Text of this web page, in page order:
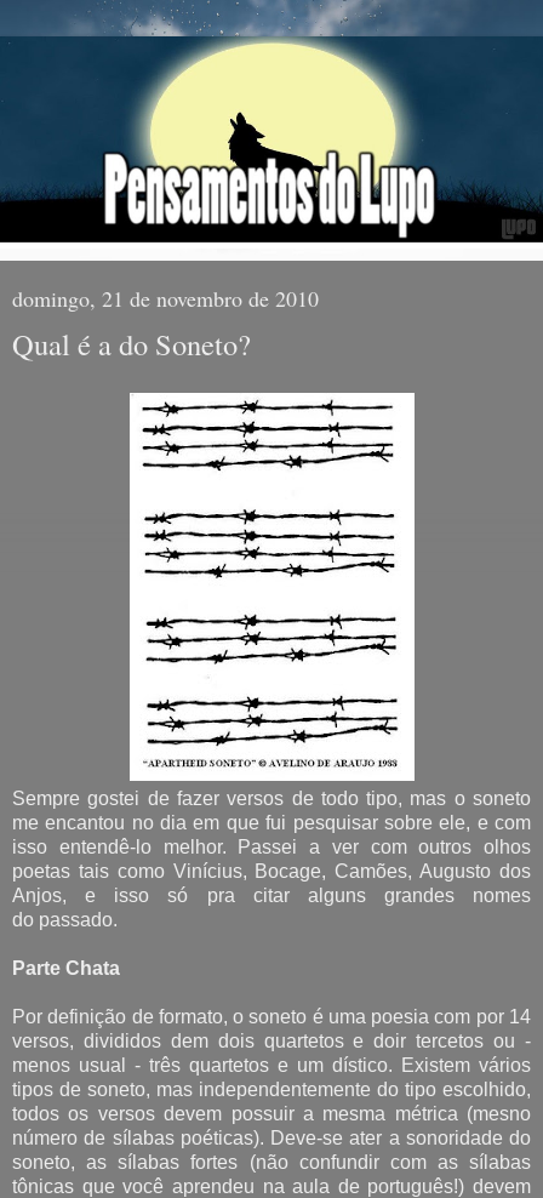
domingo, 21 de novembro de 2010
Qual é a do Soneto?
Sempre gostei de fazer versos de todo tipo, mas o soneto
me encantou no dia em que fui pesquisar sobre ele, e com
isso entendê-lo melhor. Passei a ver com outros olhos
poetas tais como Vinícius, Bocage, Camões, Augusto dos
Anjos, e isso só pra citar alguns grandes nomes
do passado.
Parte Chata
Por definição de formato, o soneto é uma poesia com por 14
versos, divididos dem dois quartetos e doir tercetos ou -
menos usual - três quartetos e um dístico. Existem vários
tipos de soneto, mas independentemente do tipo escolhido,
todos os versos devem possuir a mesma métrica (mesno
número de sílabas poéticas). Deve-se ater a sonoridade do
soneto, as sílabas fortes (não confundir com as sílabas
tônicas que você aprendeu na aula de português!) devem